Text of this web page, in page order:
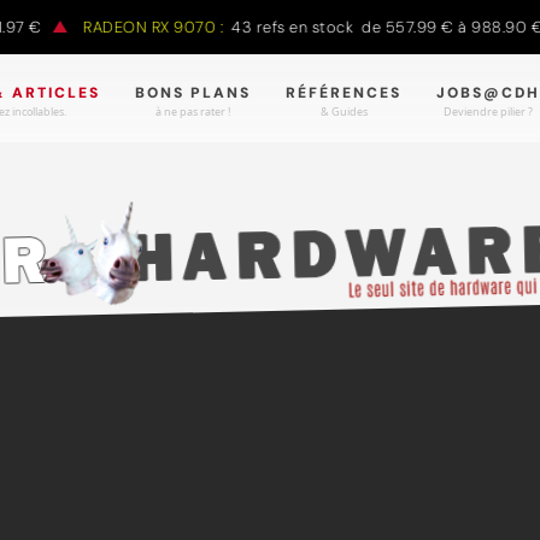
RADEON RX 9070 : 43 refs en stock de 557.99 € à 988.90 €
ARTICLES
incollables.
BONS PLANS
à ne pas rater !
RÉFÉRENCES
& Guides
JOBS@CDH
Deviendre pilier ?